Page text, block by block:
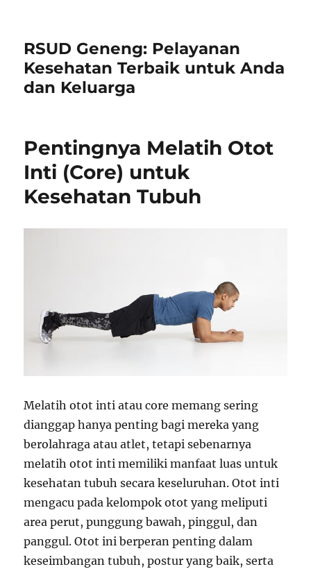
RSUD Geneng: Pelayanan
Kesehatan Terbaik untuk Anda
dan Keluarga
Pentingnya Melatih Otot
Inti (Core) untuk
Kesehatan Tubuh
Melatih otot inti atau core memang sering
dianggap hanya penting bagi mereka yang
berolahraga atau atlet, tetapi sebenarnya
melatih otot inti memiliki manfaat luas untuk
kesehatan tubuh secara keseluruhan. Otot inti
mengacu pada kelompok otot yang meliputi
area perut, punggung bawah, pinggul, dan
panggul. Otot ini berperan penting dalam
keseimbangan tubuh, postur yang baik, serta